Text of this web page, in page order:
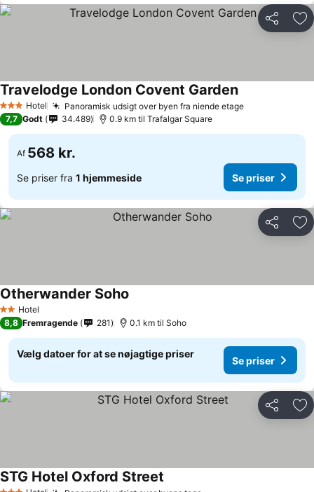
Del
3 StjernerHotel Panoramisk udsigt over byen fra niende etageSe priser
Travelodge London Covent GardenSe priser
7,7 Godt 34.489 0.9 km til Trafalgar Square
Af 568 kr.
Se priser fra 1 hjemmeside Se priser
Del
2 Stjerner
Hotel
Otherwander Soho
8,8 Fremragende 281 0.1 km til Soho
Vælg datoer for at se nøjagtige priser
Se priser
Del
STG Hotel Oxford Street